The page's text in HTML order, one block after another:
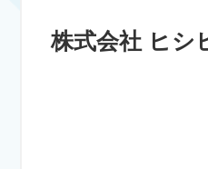
株式会社 ヒ